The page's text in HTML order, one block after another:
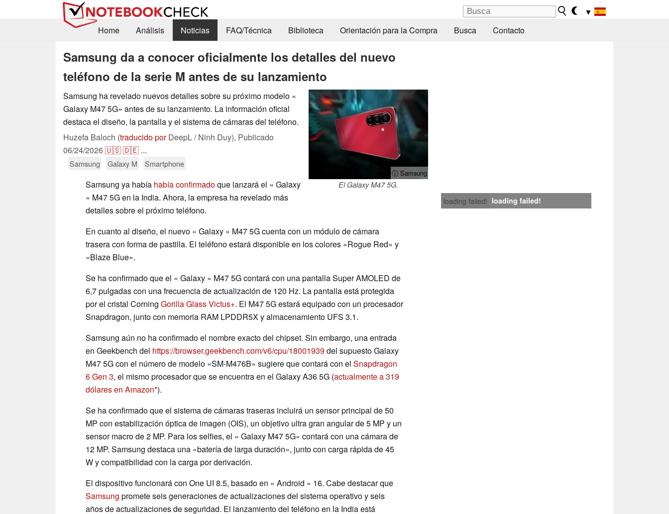
▼
Home
Análisis Noticias FAQ/Técnica Biblioteca Orientación para la Compra Busca Contacto
Samsung da a conocer oficialmente los detalles del nuevo
teléfono de la serie M antes de su lanzamiento
ⓘ Samsung
El Galaxy M47 5G.
Samsung ha revelado nuevos detalles sobre su próximo modelo «
Galaxy M47 5G» antes de su lanzamiento. La información oficial
destaca el diseño, la pantalla y el sistema de cámaras del teléfono.
Huzefa Baloch (traducido porDeepL / Ninh Duy), Publicado
06/24/2026🇺🇸🇩🇪 ...
Samsung Galaxy M Smartphone
loading failed! loading failed!
Samsung ya había había confirmadoque lanzará el « Galaxy
» M47 5G en la India. Ahora, la empresa ha revelado más
detalles sobre el próximo teléfono.
En cuanto al diseño, el nuevo « Galaxy » M47 5G cuenta con un módulo de cámara
trasera con forma de pastilla. El teléfono estará disponible en los colores «Rogue Red» y
«Blaze Blue».
Se ha confirmado que el « Galaxy » M47 5G contará con una pantalla Super AMOLED de
6,7 pulgadas con una frecuencia de actualización de 120 Hz. La pantalla está protegida
por el cristal Corning Gorilla Glass Victus+. El M47 5G estará equipado con un procesador
Snapdragon, junto con memoria RAM LPDDR5X y almacenamiento UFS 3.1.
Samsung aún no ha confirmado el nombre exacto del chipset. Sin embargo, una entrada
en Geekbench del https://browser.geekbench.com/v6/cpu/18001939del supuesto Galaxy
M47 5G con el número de modelo «SM-M476B» sugiere que contará con el Snapdragon
6 Gen 3, el mismo procesador que se encuentra en el Galaxy A36 5G (actualmente a 319
dólares en Amazon ).
Se ha confirmado que el sistema de cámaras traseras incluirá un sensor principal de 50
MP con estabilización óptica de imagen (OIS), un objetivo ultra gran angular de 5 MP y un
sensor macro de 2 MP. Para los selfies, el « Galaxy M47 5G» contará con una cámara de
12 MP. Samsung destaca una «batería de larga duración», junto con carga rápida de 45
W y compatibilidad con la carga por derivación.
El dispositivo funcionará con One UI 8.5, basado en « Android » 16. Cabe destacar que
Samsung promete seis generaciones de actualizaciones del sistema operativo y seis
años de actualizaciones de seguridad. El lanzamiento del teléfono en la India está